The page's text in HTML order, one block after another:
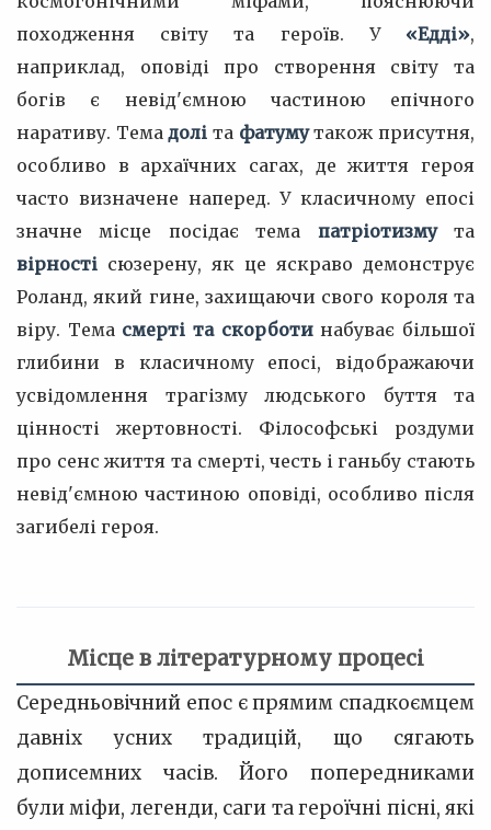
походження світу та героїв. У «Едді»,
наприклад, оповіді про створення світу та
богів є невід'ємною частиною епічного
наративу. Темадолі та фатумутакож присутня,
особливо в архаїчних сагах, де життя героя
часто визначене наперед. У класичному епосі
значне місце посідає тема патріотизмута
вірності сюзерену, як це яскраво демонструє
Роланд, який гине, захищаючи свого короля та
віру. Тема смерті та скорботинабуває більшої
глибини в класичному епосі, відображаючи
усвідомлення трагізму людського буття та
цінності жертовності. Філософські роздуми
про сенс життя та смерті, честь і ганьбу стають
невід'ємною частиною оповіді, особливо після
загибелі героя.
Місце в літературному процесі
Середньовічний епос є прямим спадкоємцем
давніх усних традицій, що сягають
дописемних часів. Його попередниками
були міфи, легенди, саги та героїчні пісні, які